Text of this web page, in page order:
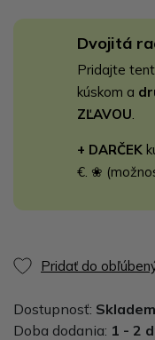
Dvojitá
Pridajte
kúskom a
ZĽAVOU
+ DARČEK
€. ❀
Pridať do
Dostupnosť: Skladem
Doba dodania: 1 - 2